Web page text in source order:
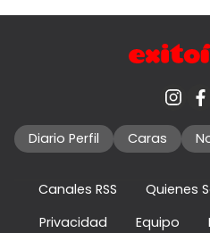
Diario Perfil Caras
Canales RSS Quienes
Privacidad
Equipo